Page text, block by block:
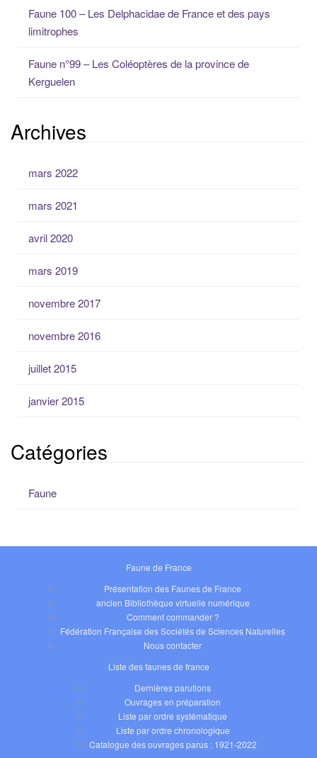
Faune 100 – Les Delphacidae de France et des pays
limitrophes
Faune n°99 – Les Coléoptères de la province de
Kerguelen
Archives
mars 2022
mars 2021
avril 2020
mars 2019
novembre 2017
novembre 2016
juillet 2015
janvier 2015
Catégories
Faune
Faune de France
Présentation des Faunes de France
ancien Bibliothèque virtuelle numérique
Comment commander ?
Fédération Française des Sociétés de Sciences Naturelles
Nous contacter
Liste des faunes de france
Dernières parutions
Ouvrages en préparation
Liste par ordre systématique
Liste par ordre chronologique
Catalogue des ouvrages parus : 1921-2022